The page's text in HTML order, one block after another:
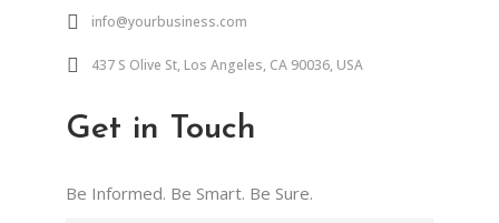
info@yourbusiness.com
437 S Olive St, Los Angeles, CA 90036, USA
Get in Touch
Be Informed. Be Smart. Be Sure.